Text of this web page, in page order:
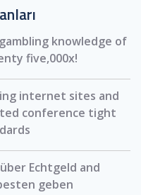
knowledge of
five,000x!
internet sites and
conference tight
Echtgeld and
geben